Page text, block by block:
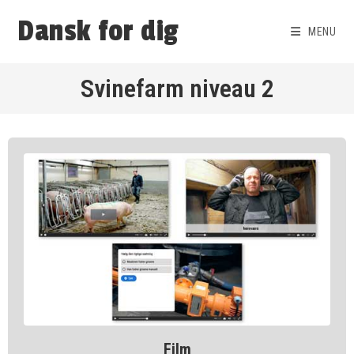
Dansk for dig MENU
Svinefarm niveau 2
Film